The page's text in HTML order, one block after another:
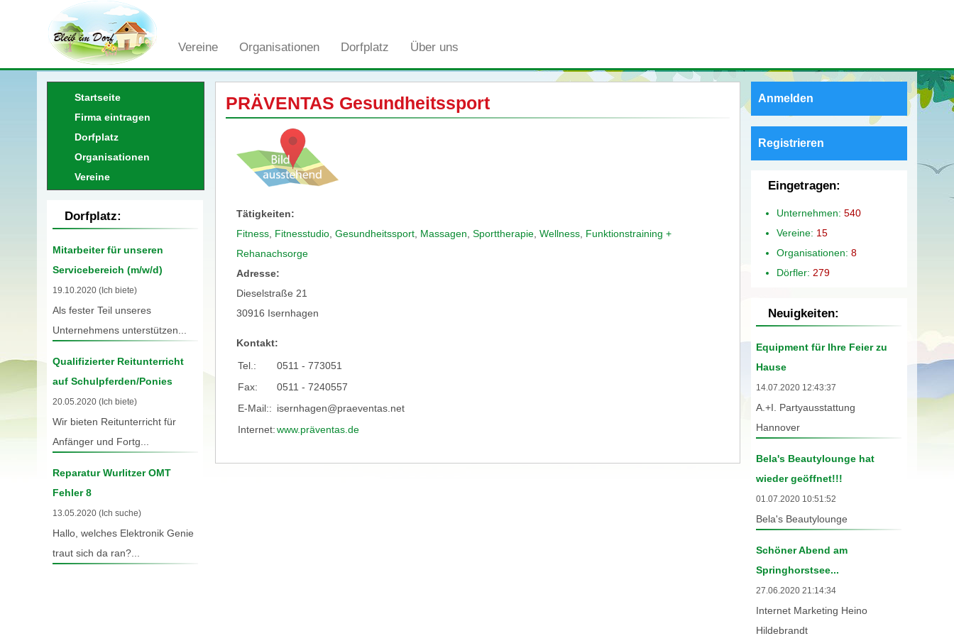
Vereine Organisationen Dorfplatz Über uns
Startseite
Firma eintragen
Dorfplatz
Organisationen
Vereine
Dorfplatz:
Mitarbeiter für unseren
Servicebereich (m/w/d)
19.10.2020 (Ich biete)
Als fester Teil unseres
Unternehmens unterstützen...
Qualifizierter Reitunterricht
auf Schulpferden/Ponies
20.05.2020 (Ich biete)
Wir bieten Reitunterricht für
Anfänger und Fortg...
Reparatur Wurlitzer OMT
Fehler 8
13.05.2020 (Ich suche)
Hallo, welches Elektronik Genie
traut sich da ran?...
PRÄVENTAS Gesundheitssport
Tätigkeiten:
Fitness, Fitnesstudio, Gesundheitssport, Massagen Sporttherapie, Wellness, Funktionstraining +
Rehanachsorge
Adresse:
Dieselstraße 21
30916 Isernhagen
Kontakt:
Tel.:
0511 - 773051
Fax:
0511 - 7240557
E-Mail:: isernhagen@praeventas.net
Internet:www.präventas.de
Anmelden
Registrieren
Eingetragen:
Unternehmen: 540
Vereine: 15
Organisationen: 8
Dörfler: 279
Neuigkeiten:
Equipment für Ihre Feier zu
Hause
14.07.2020 12:43:37
A.+I. Partyausstattung
Hannover
Bela's Beautylounge hat
wieder geöffnet!!!
01.07.2020 10:51:52
Bela's Beautylounge
Schöner Abend am
Springhorstsee...
27.06.2020 21:14:34
Internet Marketing Heino
Hildebrandt